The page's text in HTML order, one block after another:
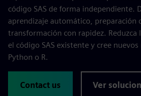
código SAS de forma independiente.
aprendizaje automático, preparación
transformación con rapidez. Reduzca
el código SAS existente y cree nuevos
Python o R.
Contact us Ver